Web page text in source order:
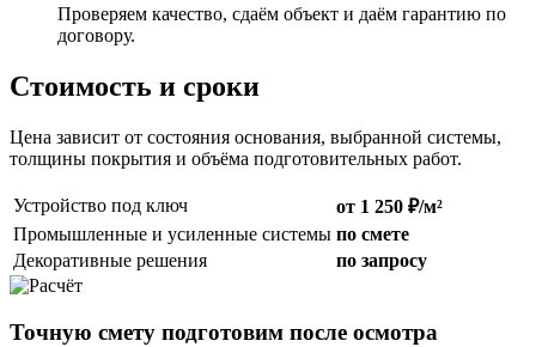
Проверяем качество, сдаём объект и даём гарантию по
договору.
Стоимость и сроки
Цена зависит от состояния основания, выбранной системы,
толщины покрытия и объёма подготовительных работ.
Устройство под ключ
от 1 250 ₽/м²
Промышленные и усиленные системы по смете
Декоративные решения
по запросу
Точную смету подготовим после осмотра